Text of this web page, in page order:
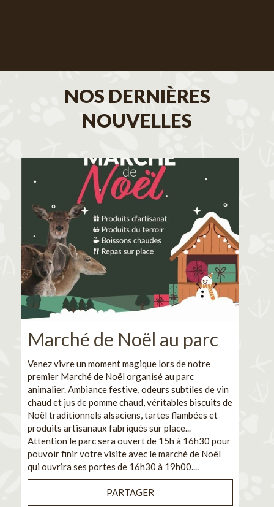
NOS DERNIÈRES
NOUVELLES
Marché de Noël au parc
Venez vivre un moment magique lors de notre
premier Marché de Noël organisé au parc
animalier. Ambiance festive, odeurs subtiles de vin
chaud et jus de pomme chaud, véritables biscuits de
Noël traditionnels alsaciens, tartes flambées et
produits artisanaux fabriqués sur place...
Attention le parc sera ouvert de 15h à 16h30 pour
pouvoir finir votre visite avec le marché de Noël
qui ouvrira ses portes de 16h30 à 19h00....
PARTAGER